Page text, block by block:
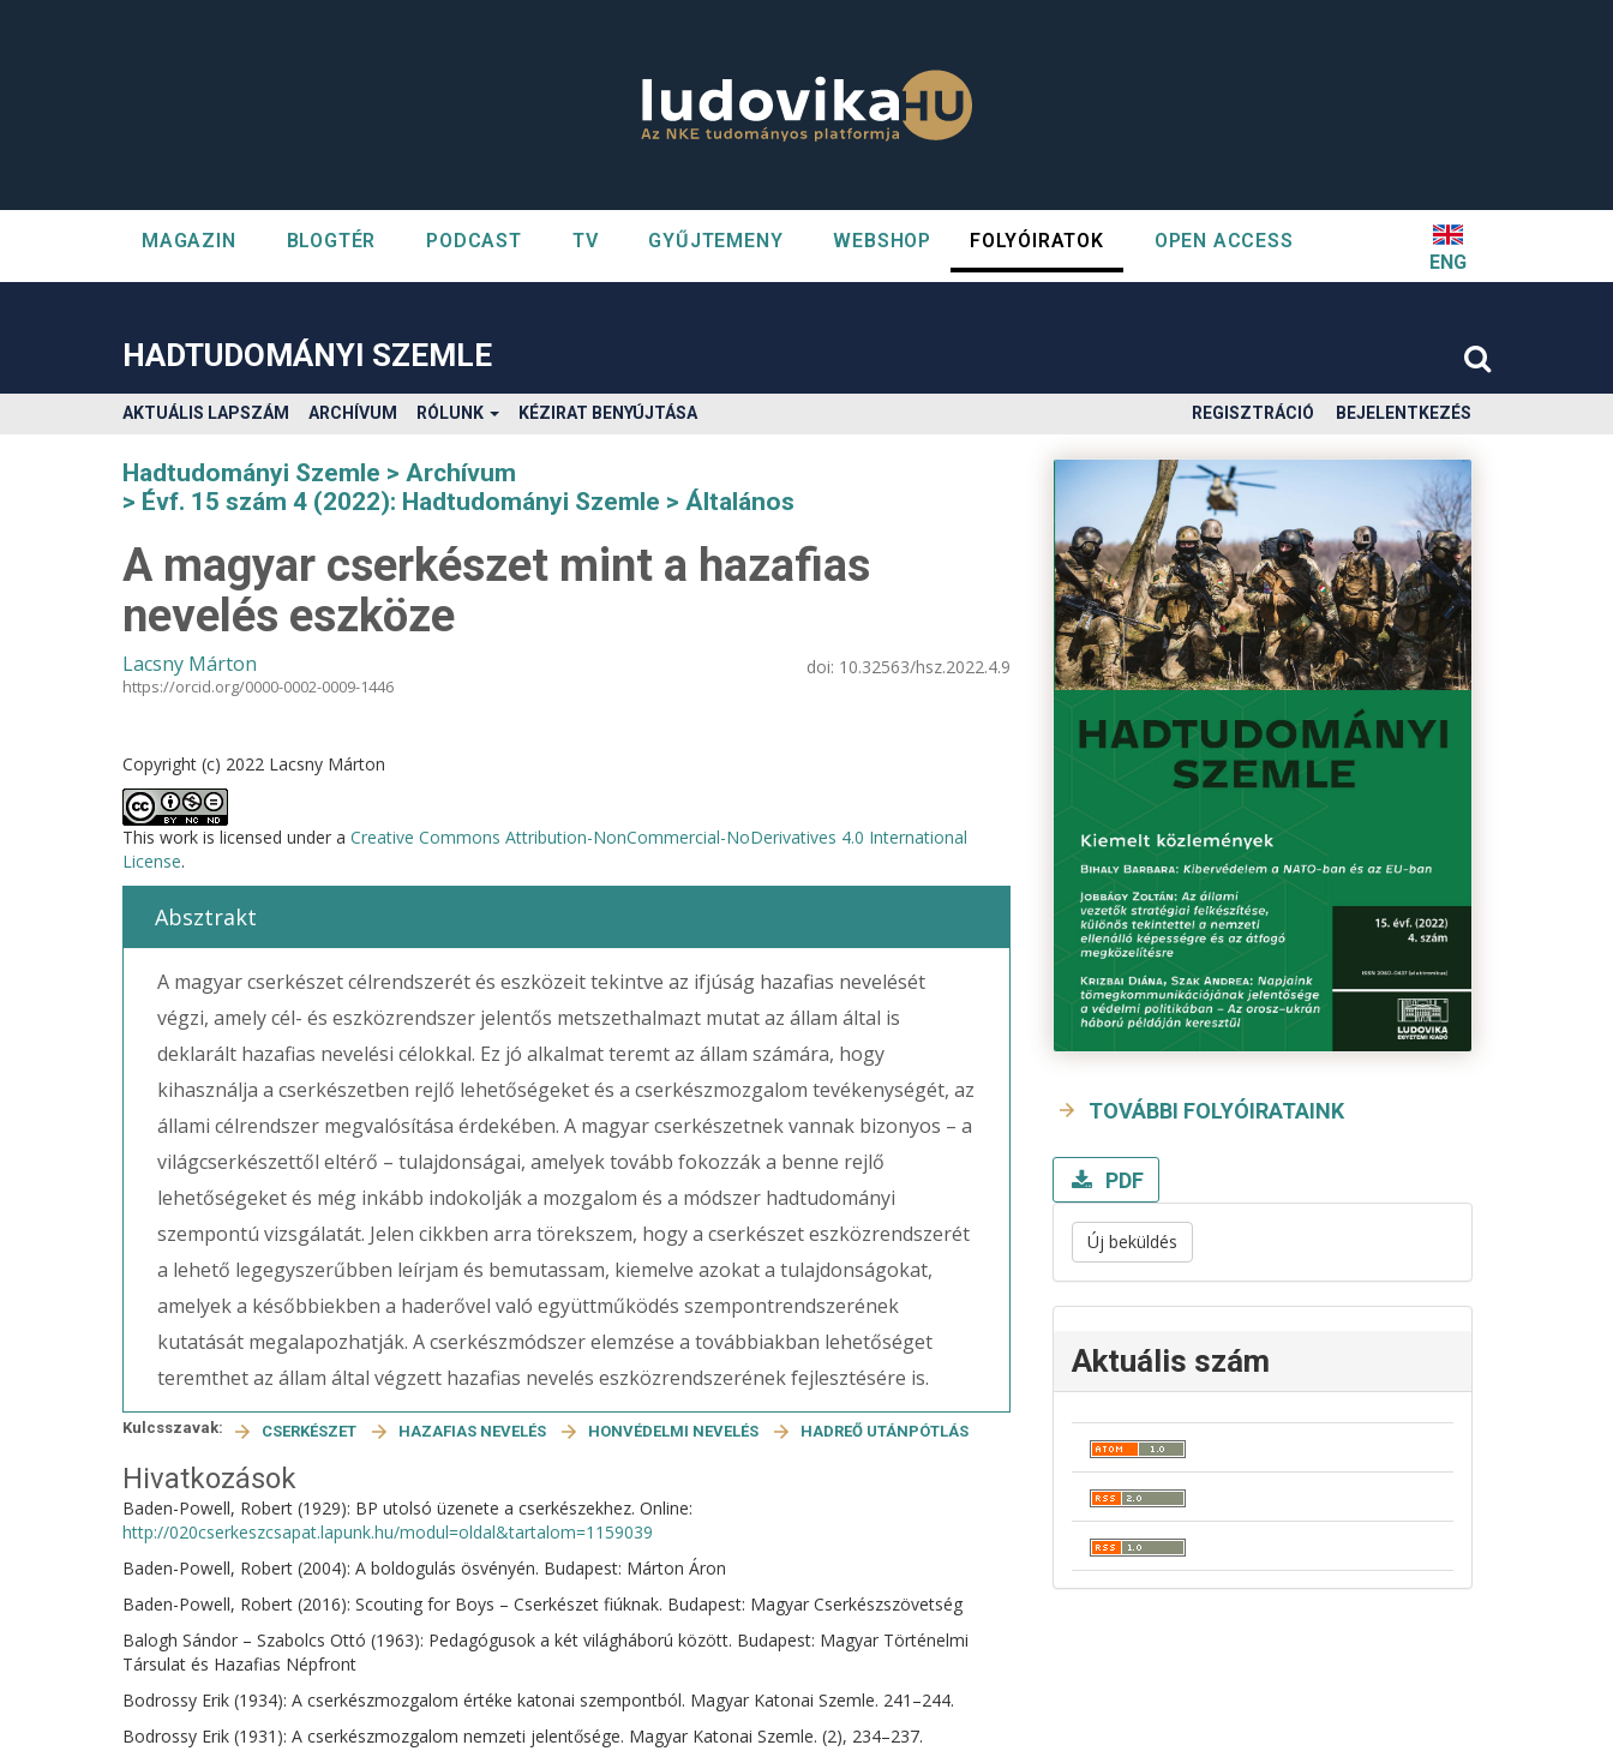
##plugins.themes.bootstrap3.accessible_menu.label##
##plugins.themes.bootstrap3.accessible_menu.main_content##
##plugins.themes.bootstrap3.accessible_menu.sidebar##
MAGAZIN BLOGTÉR PODCAST TV GYŰJTEMENY WEBSHOP FOLYÓIRATOK
OPEN ACCESS
ENG
HADTUDOMÁNYI SZEMLE
AKTUÁLIS LAPSZÁM ARCHÍVUM RÓLUNK KÉZIRAT BENYÚJTÁSA REGISZTRÁCIÓ BEJELENTKEZÉS
Hadtudományi Szemle
Archívum
Évf. 15 szám 4 (2022): Hadtudományi Szemle
Általános
A magyar cserkészet mint a hazafias
nevelés eszköze
Lacsny Márton
https://orcid.org/0000-0002-0009-1446
doi: 10.32563/hsz.2022.4.9
Copyright (c) 2022 Lacsny Márton
This work is licensed under a Creative Commons Attribution-NonCommercial-NoDerivatives 4.0 International
License.
Absztrakt
A magyar cserkészet célrendszerét és eszközeit tekintve az ifjúság hazafias nevelését
végzi, amely cél- és eszközrendszer jelentős metszethalmazt mutat az állam által is
deklarált hazafias nevelési célokkal. Ez jó alkalmat teremt az állam számára, hogy
kihasználja a cserkészetben rejlő lehetőségeket és a cserkészmozgalom tevékenységét, az
állami célrendszer megvalósítása érdekében. A magyar cserkészetnek vannak bizonyos – a
világcserkészettől eltérő – tulajdonságai, amelyek tovább fokozzák a benne rejlő
lehetőségeket és még inkább indokolják a mozgalom és a módszer hadtudományi
szempontú vizsgálatát. Jelen cikkben arra törekszem, hogy a cserkészet eszközrendszerét
a lehető legegyszerűbben leírjam és bemutassam, kiemelve azokat a tulajdonságokat,
amelyek a későbbiekben a haderővel való együttműködés szempontrendszerének
kutatását megalapozhatják. A cserkészmódszer elemzése a továbbiakban lehetőséget
teremthet az állam által végzett hazafias nevelés eszközrendszerének fejlesztésére is.
Kulcsszavak: CSERKÉSZET HAZAFIAS NEVELÉS HONVÉDELMI NEVELÉS HADREŐ UTÁNPÓTLÁS
Hivatkozások
Baden-Powell, Robert (1929): BP utolsó üzenete a cserkészekhez. Online:
http://020cserkeszcsapat.lapunk.hu/modul=oldal&tartalom=1159039
Baden-Powell, Robert (2004): A boldogulás ösvényén. Budapest: Márton Áron
Baden-Powell, Robert (2016): Scouting for Boys – Cserkészet fiúknak. Budapest: Magyar Cserkészszövetség
Balogh Sándor – Szabolcs Ottó (1963): Pedagógusok a két világháború között. Budapest: Magyar Történelmi
Társulat és Hazafias Népfront
Bodrossy Erik (1934): A cserkészmozgalom értéke katonai szempontból. Magyar Katonai Szemle. 241–244.
Bodrossy Erik (1931): A cserkészmozgalom nemzeti jelentősége. Magyar Katonai Szemle. (2), 234–237.
TOVÁBBI FOLYÓIRATAINK
PDF
Új beküldés
Aktuális szám